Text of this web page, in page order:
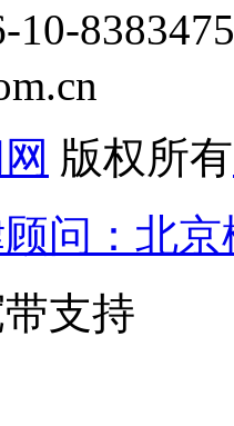
版权所有
问：北
支持